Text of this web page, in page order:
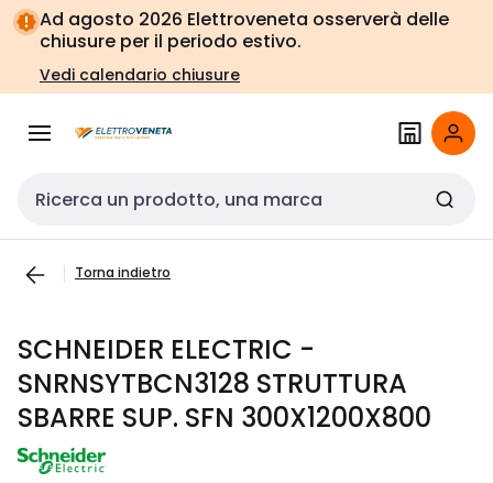
Vai alla
navigazione
Vai
alla
pagina
Ad agosto 2026 Elettroveneta osserverà delle
chiusure per il periodo estivo.
Vedi calendario chiusure
Cerca input
Torna indietro
SCHNEIDER ELECTRIC -
SNRNSYTBCN3128 STRUTTURA
SBARRE SUP. SFN 300X1200X800